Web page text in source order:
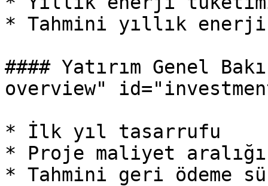
* Tahmini yıllık
#### Yatırım Genel
overview"
* İlk yıl tasarrufu
* Proje maliyet aralığı
* Tahmini geri ödeme